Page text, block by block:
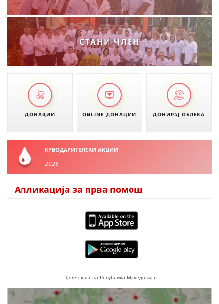
СТАНИ ЧЛЕН
ДОНАЦИИ ONLINE ДОНАЦИИ ДОНИРАЈ ОБЛЕКА
КРВОДАРИТЕЛСКИ АКЦИИ
2026
Апликација за прва помош
Црвен крст на Република Македонија